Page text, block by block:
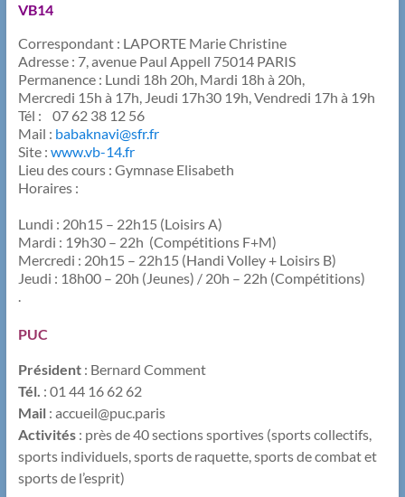
VB14
Correspondant : LAPORTE Marie Christine
Adresse : 7, avenue Paul Appell 75014 PARIS
Permanence : Lundi 18h 20h, Mardi 18h à 20h,
Mercredi 15h à 17h, Jeudi 17h30 19h, Vendredi 17h à 19h
Tél : 07 62 38 12 56
Mail : babaknavi@sfr.fr
Site : www.vb-14.fr
Lieu des cours : Gymnase Elisabeth
Horaires :
Lundi : 20h15 – 22h15 (Loisirs A)
​Mardi : 19h30 – 22h (Compétitions F+M)
Mercredi : 20h15 – 22h15 (Handi Volley + Loisirs B)
​Jeudi : 18h00 – 20h (Jeunes) / 20h – 22h (Compétitions)
.
PUC
Président: Bernard Comment
Tél. : 01 44 16 62 62
Mail: accueil@puc.paris
Activités: près de 40 sections sportives (sports collectifs,
sports individuels, sports de raquette, sports de combat et
sports de l’esprit)